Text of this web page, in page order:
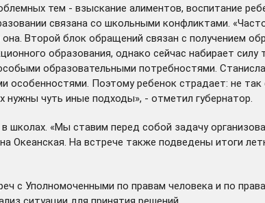
тем - взыскание алиментов, воспитание
связана со школьными конфликтами.
Второй блок обращений связан с получением
образования, однако сейчас набирает
образовательными потребностями.
Поэтому ребенок страдает: не
нужны чуть иные подходы», - отметил губернатор.
школах. «Мы ставим перед собой задачу
Океанская. На встрече также подведены итоги
с Уполномоченными по правам человека и по